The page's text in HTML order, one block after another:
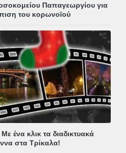
Παπαγεωργίου για
του κορωνοϊού
ένα κλικ τα διαδικτυακά
στα Τρίκαλα!